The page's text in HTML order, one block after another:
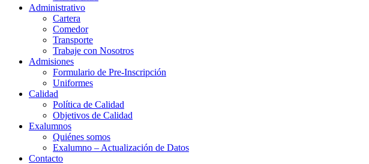
Administrativo
Cartera
Comedor
Transporte
Trabaje con Nosotros
Admisiones
Formulario de Pre-Inscripción
Uniformes
Calidad
Política de Calidad
Objetivos de Calidad
Exalumnos
Quiénes somos
Exalumno – Actualización de Datos
Contacto